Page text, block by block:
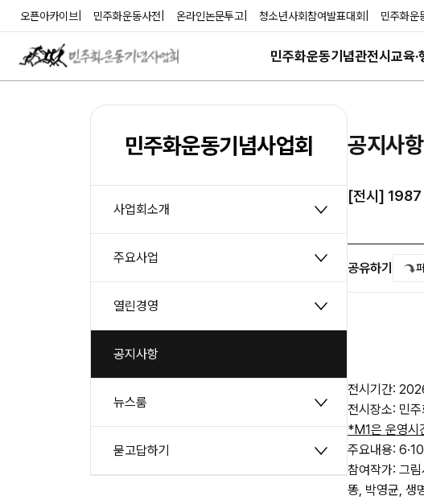
문
메
오픈아카이브 민주화운동사전 온라인논문투고 청소년사회참여발표대회 민주화운
민주화운동기념관전시 교육·
민주화운동기념사업회
사업회소개
주요사업
열린경영
공지사항
뉴스룸
묻고답하기
공지사항
[전시] 1987
공유하기
전시기간:
전시장소: 민
*M1은 운영시
주요내용:
참여작가: 그
똥, 박영균, 생